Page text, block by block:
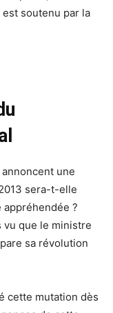
soutenu par la
une
sera-t-elle
?
vu que le ministre
sa révolution
cette mutation dès